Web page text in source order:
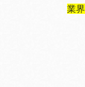
業